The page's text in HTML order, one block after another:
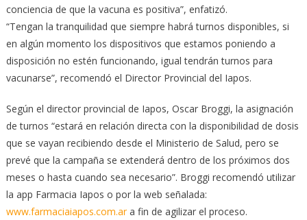
conciencia de que la vacuna es positiva”, enfatizó.
“Tengan la tranquilidad que siempre habrá turnos disponibles, si
en algún momento los dispositivos que estamos poniendo a
disposición no estén funcionando, igual tendrán turnos para
vacunarse”, recomendó el Director Provincial del Iapos.
Según el director provincial de Iapos, Oscar Broggi, la asignación
de turnos “estará en relación directa con la disponibilidad de dosis
que se vayan recibiendo desde el Ministerio de Salud, pero se
prevé que la campaña se extenderá dentro de los próximos dos
meses o hasta cuando sea necesario”. Broggi recomendó utilizar
la app Farmacia Iapos o por la web señalada:
www.farmaciaiapos.com.ara fin de agilizar el proceso.